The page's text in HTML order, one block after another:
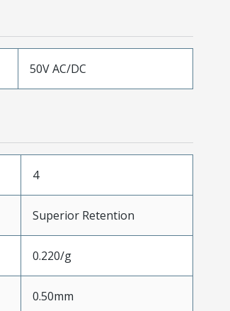
50V AC/DC
4
Superior Retention
0.220/g
0.50mm